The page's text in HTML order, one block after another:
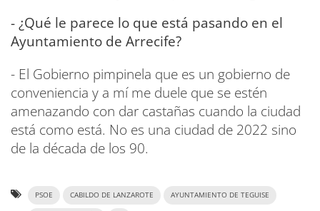
- ¿Qué le parece lo que está pasando en el
Ayuntamiento de Arrecife?
- El Gobierno pimpinela que es un gobierno de
conveniencia y a mí me duele que se estén
amenazando con dar castañas cuando la ciudad
está como está. No es una ciudad de 2022 sino
de la década de los 90.
PSOE CABILDO DE LANZAROTE AYUNTAMIENTO DE TEGUISE